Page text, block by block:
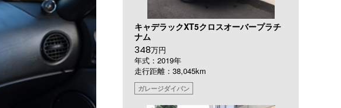
キャデラックXT5クロスオーバープラチ
ナム
348万円
年式：2019年
走行距離：38,045km
ガレージダイバン